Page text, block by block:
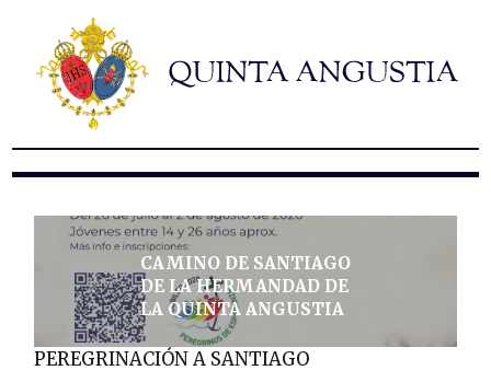
Hermandad
Titulares
Historia y patrimonio
Noticias
Formularios
CAMINO DE SANTIAGO
DE LA HERMANDAD DE
LA QUINTA ANGUSTIA
PEREGRINACIÓN A SANTIAGO